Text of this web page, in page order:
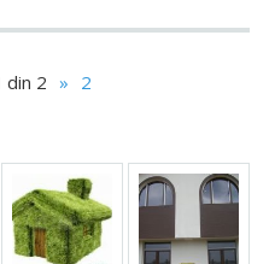
din 2 » 2